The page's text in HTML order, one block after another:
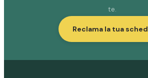
te.
Reclama la tua